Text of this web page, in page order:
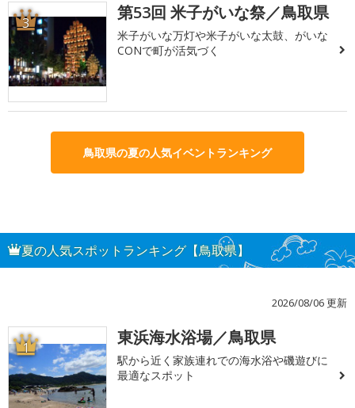
3 第53回 米子がいな祭／鳥取県
米子がいな万灯や米子がいな太鼓、がいな
CONで町が活気づく
鳥取県の夏の人気イベントランキング
夏の人気スポットランキング【鳥取県】
2026/08/06 更新
1 東浜海水浴場／鳥取県
駅から近く家族連れでの海水浴や磯遊びに
最適なスポット